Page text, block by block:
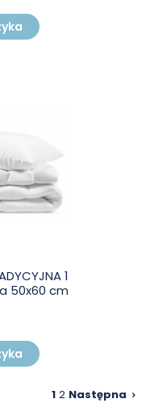
1
50x60 cm
1 2 Następna 